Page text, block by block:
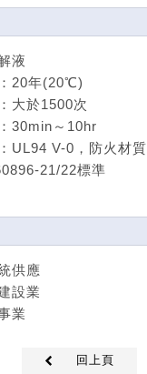
液
20年(20℃)
大於1500次
30min～10hr
UL94 V-0，防火材質
21/22標準
供應
設業
業
回上頁